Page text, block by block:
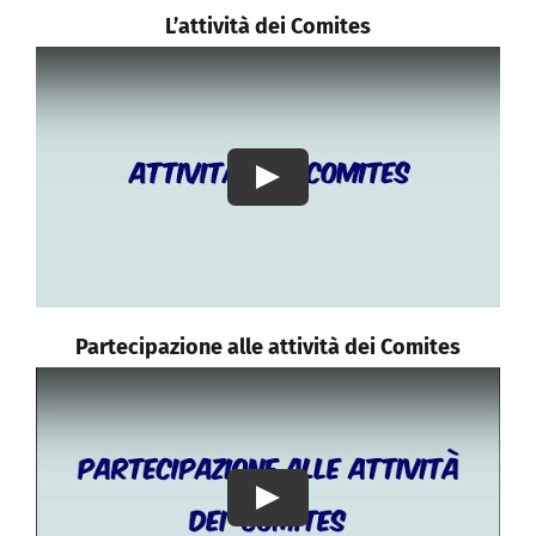
L’attività dei Comites
Play
Partecipazione alle attività dei Comites
Play